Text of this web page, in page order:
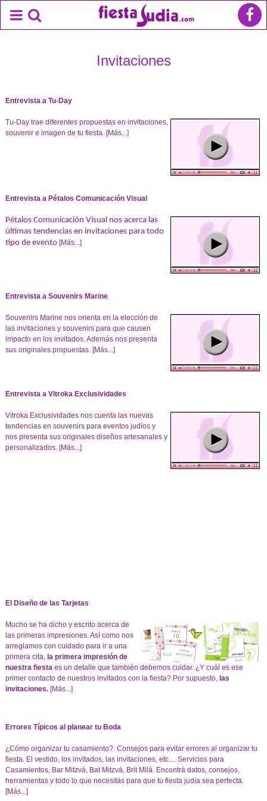
Invitaciones
Entrevista a Tu-Day
Tu-Day trae diferentes propuestas en invitaciones,
souvenir e imagen de tu fiesta. [Más...]
Entrevista a Pétalos Comunicación Visual
Pétalos Comunicación Visual nos acerca las
últimas tendencias en invitaciones para todo
tipo de evento [Más...]
Entrevista a Souvenirs Marine
Souvenirs Marine nos orienta en la elección de
las invitaciones y souvenirs para que causen
impacto en los invitados. Además nos presenta
sus originales propuestas. [Más...]
Entrevista a Vitroka Exclusividades
Vitroka Exclusividades nos cuenta las nuevas
tendencias en souvenirs para eventos judíos y
nos presenta sus originales diseños artesanales y
personalizados. [Más...]
El Diseño de las Tarjetas
Mucho se ha dicho y escrito acerca de
las primeras impresiones. Así como nos
arreglamos con cuidado para ir a una
primera cita, la primera impresión de
nuestra fiesta es un detalle que también debemos cuidar. ¿Y cuál es ese
primer contacto de nuestros invitados con la fiesta? Por supuesto, las
invitaciones. [Más...]
Errores Típicos al planear tu Boda
¿Cómo organizar tu casamiento?. Consejos para evitar errores al organizar tu
fiesta. El vestido, los invitados, las invitaciones, etc.... Servicios para
Casamientos, Bar Mitzvá, Bat Mitzvá, Brit Milá. Encontrá datos, consejos,
herramientas y todo lo que necesitás para que tu fiesta judía sea perfecta.
[Más...]